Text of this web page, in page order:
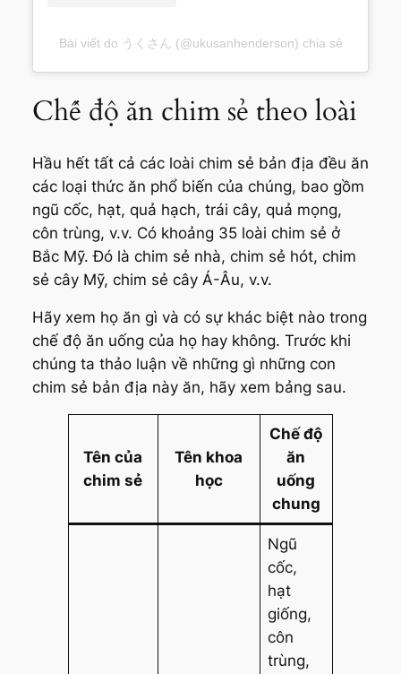
Bài viết do うくさん (@ukusanhenderson) chia sẻ
Chế độ ăn chim sẻ theo loài
Hầu hết tất cả các loài chim sẻ bản địa đều ăn
các loại thức ăn phổ biến của chúng, bao gồm
ngũ cốc, hạt, quả hạch, trái cây, quả mọng,
côn trùng, v.v. Có khoảng 35 loài chim sẻ ở
Bắc Mỹ. Đó là chim sẻ nhà, chim sẻ hót, chim
sẻ cây Mỹ, chim sẻ cây Á-Âu, v.v.
Hãy xem họ ăn gì và có sự khác biệt nào trong
chế độ ăn uống của họ hay không. Trước khi
chúng ta thảo luận về những gì những con
chim sẻ bản địa này ăn, hãy xem bảng sau.
Tên của
chim sẻ
Tên khoa
học
Chế độ
ăn
uống
chung
Ngũ
cốc,
hạt
giống,
côn
trùng,